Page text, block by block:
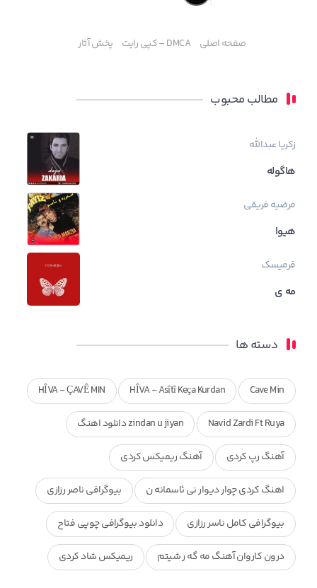
صفحه اصلی DMCA – کپی رایت پخش آثار
مطالب محبوب
زکریا عبدالله
هاگوله
مرضیه فریقی
هیوا
فرمیسک
مه ی
دسته ها
Cave Min
HÎVA - Asîtî Keça Kurdan
HÎVA - ÇAVÊ MIN
Navid Zardi Ft Ruya zindan u jiyan دانلود اهنگ
آهنگ رپ کردی آهنگ ریمیکس کردی
اهنگ کردی چوار دیوار نی ئاسمانه ن بیوگرافی ناصر رزازی
بیوگرافی کامل ناسر رزازی دانلود بیوگرافی چوپی فتاح
درون کاروان آهنگ مه گه ر شیتم ریمیکس شاد کردی